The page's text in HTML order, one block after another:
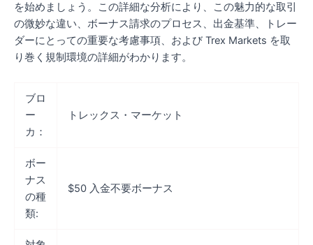
を始めましょう。この詳細な分析により、この魅力的な取引
の微妙な違い、ボーナス請求のプロセス、出金基準、トレー
ダーにとっての重要な考慮事項、および Trex Markets を取
り巻く規制環境の詳細がわかります。
ブロ
ー
カ：
トレックス・マーケット
ボー
ナス
の種
類:
$50 入金不要ボーナス